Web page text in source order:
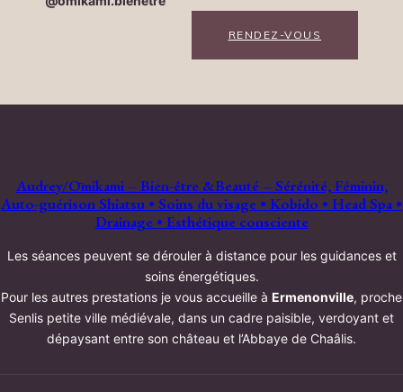
Les séances peuvent se dérouler à distance pour les guidances et
soins énergétiques.
Pour les autres prestations je vous accueille à
Senlis petite ville médiévale, dans un cadre paisible, verdoyant et
dépaysant entre son château et l’Abbaye de Chaâlis.